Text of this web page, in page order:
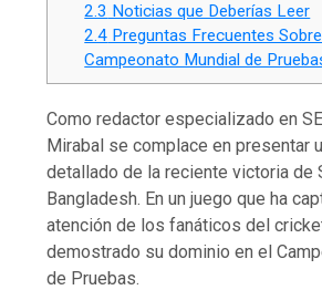
2.3 Noticias que Deberías Leer
2.4 Preguntas Frecuentes
Campeonato Mundial de
Como redactor especializado en
Mirabal se complace en presentar
detallado de la reciente victoria de
Bangladesh. En un juego que ha
atención de los fanáticos del
demostrado su dominio en el
de Pruebas.